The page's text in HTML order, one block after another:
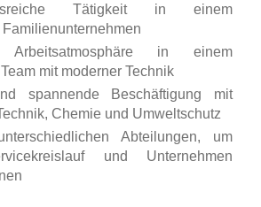
Tätigkeit in einem
Arbeitsatmosphäre in einem
mit moderner Technik
spannende Beschäftigung mit
Chemie und Umweltschutz
Abteilungen, um
und Unternehmen